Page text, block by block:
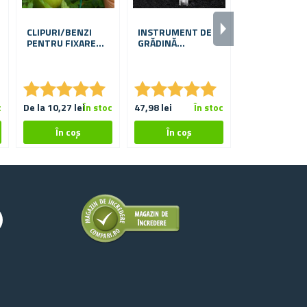
CLIPURI/BENZI
PENTRU FIXAREA
★★★★★
★★★★★
De la 10,27 leiÎn stoc
INSTRUMENT DE
GRĂDINĂ
★★★★★
★★★★★
47,98 lei În stoc